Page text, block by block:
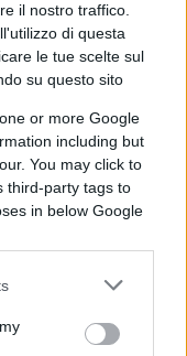
il nostro traffico.
di questa
le tue scelte sul
su questo sito
or more Google
including but
You may click to
third-party tags to
in below Google
hanno
sulla
sua figlia,